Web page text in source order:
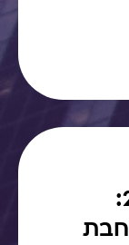
ג׳קי כהן מסכם את 2025: